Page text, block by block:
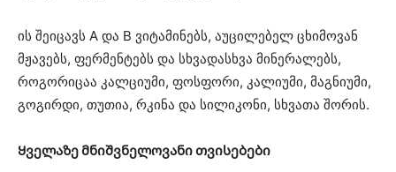
ის შეიცავს A და B ვიტამინებს, აუცილებელ ცხიმოვან
მჟავებს, ფერმენტებს და სხვადასხვა მინერალებს,
როგორიცაა კალციუმი, ფოსფორი, კალიუმი, მაგნიუმი,
გოგირდი, თუთია, რკინა და სილიკონი, სხვათა შორის.
Ყველაზე მნიშვნელოვანი თვისებები